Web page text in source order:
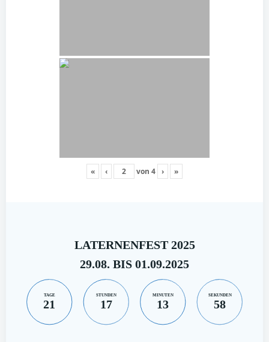
« ‹ von 4 › »
LATERNENFEST 2025
29.08. BIS 01.09.2025
TAGE
21
STUNDEN
17
MINUTEN
13
SEKUNDEN
57